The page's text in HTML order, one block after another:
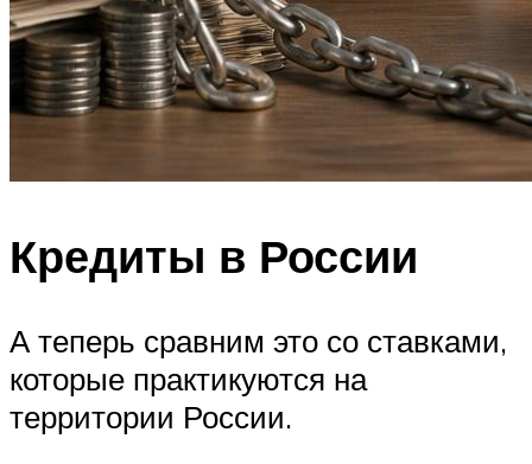
Кредиты в России
А теперь сравним это со ставками,
которые практикуются на
территории России.